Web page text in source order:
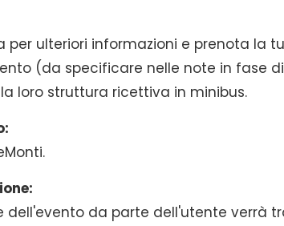
per ulteriori informazioni e prenota la
(da specificare nelle note in fase
loro struttura ricettiva in minibus.
dell'evento da parte dell'utente verrà